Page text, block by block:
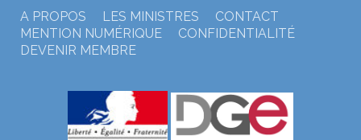
A PROPOS LES MINISTRES
CONTACT
MENTION NUMÉRIQUE
CONFIDENTIALITÉ
DEVENIR MEMBRE